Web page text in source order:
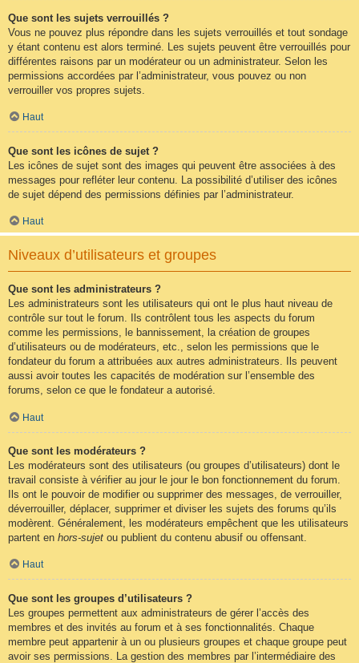
Que sont les sujets verrouillés ?
Vous ne pouvez plus répondre dans les sujets verrouillés et tout sondage
y étant contenu est alors terminé. Les sujets peuvent être verrouillés pour
différentes raisons par un modérateur ou un administrateur. Selon les
permissions accordées par l’administrateur, vous pouvez ou non
verrouiller vos propres sujets.
Haut
Que sont les icônes de sujet ?
Les icônes de sujet sont des images qui peuvent être associées à des
messages pour refléter leur contenu. La possibilité d’utiliser des icônes
de sujet dépend des permissions définies par l’administrateur.
Haut
Niveaux d’utilisateurs et groupes
Que sont les administrateurs ?
Les administrateurs sont les utilisateurs qui ont le plus haut niveau de
contrôle sur tout le forum. Ils contrôlent tous les aspects du forum
comme les permissions, le bannissement, la création de groupes
d’utilisateurs ou de modérateurs, etc., selon les permissions que le
fondateur du forum a attribuées aux autres administrateurs. Ils peuvent
aussi avoir toutes les capacités de modération sur l’ensemble des
forums, selon ce que le fondateur a autorisé.
Haut
Que sont les modérateurs ?
Les modérateurs sont des utilisateurs (ou groupes d’utilisateurs) dont le
travail consiste à vérifier au jour le jour le bon fonctionnement du forum.
Ils ont le pouvoir de modifier ou supprimer des messages, de verrouiller,
déverrouiller, déplacer, supprimer et diviser les sujets des forums qu’ils
modèrent. Généralement, les modérateurs empêchent que les utilisateurs
partent en hors-sujet ou publient du contenu abusif ou offensant.
Haut
Que sont les groupes d’utilisateurs ?
Les groupes permettent aux administrateurs de gérer l’accès des
membres et des invités au forum et à ses fonctionnalités. Chaque
membre peut appartenir à un ou plusieurs groupes et chaque groupe peut
avoir ses permissions. La gestion des membres par l’intermédiaire des